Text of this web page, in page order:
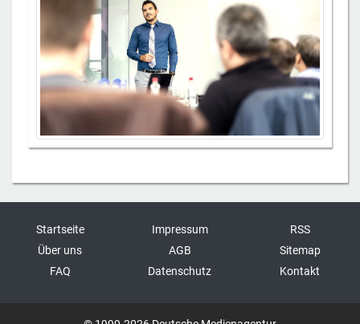
Startseite
Über uns
FAQ
Impressum
AGB
Datenschutz
RSS
Sitemap
Kontakt